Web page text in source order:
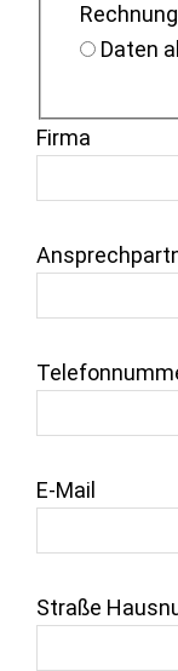
Daten
Firma
E-Mail
Straße